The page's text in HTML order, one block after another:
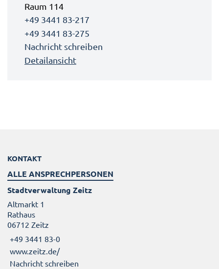
Raum 114
+49 3441 83-217
+49 3441 83-275
Nachricht schreiben
Detailansicht
KONTAKT
ALLE ANSPRECHPERSONEN
Stadtverwaltung Zeitz
Altmarkt 1
Rathaus
06712 Zeitz
+49 3441 83-0
www.zeitz.de/
Nachricht schreiben